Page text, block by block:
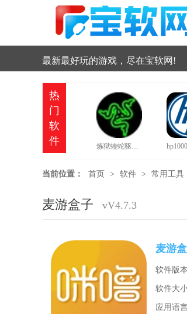
最新最好玩的游戏，尽在宝软网!
热
门
软
件
炼狱蝰蛇驱动中文版
当前位置： 首页 > 软件 > 常用工具
麦游盒子 vV4.7.3
麦游
软件版
软件大小
应用语